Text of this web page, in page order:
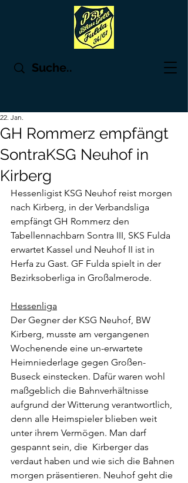
GH Rommerz empfängt
SontraKSG Neuhof in
Kirberg
22. Jan.
Hessenligist KSG Neuhof reist morgen
nach Kirberg, in der Verbandsliga
empfängt GH Rommerz den
Tabellennachbarn Sontra III, SKS Fulda
erwartet Kassel und Neuhof II ist in
Herfa zu Gast. GF Fulda spielt in der
Bezirksoberliga in Großalmerode.
Hessenliga
Der Gegner der KSG Neuhof, BW
Kirberg, musste am vergangenen
Wochenende eine un-erwartete
Heimniederlage gegen Großen-
Buseck einstecken. Dafür waren wohl
maßgeblich die Bahnverhältnisse
aufgrund der Witterung verantwortlich,
denn alle Heimspieler blieben weit
unter ihrem Vermögen. Man darf
gespannt sein, die  Kirberger das
verdaut haben und wie sich die Bahnen
morgen präsentieren. Neuhof geht die